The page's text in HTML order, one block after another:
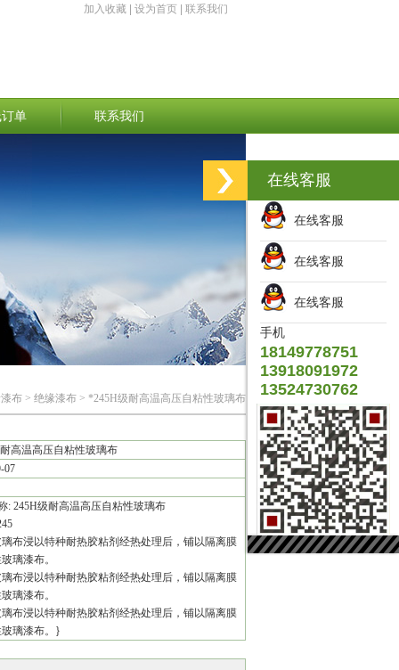
加入收藏 设为首页 联系我们
单 联系我们
布 > 绝缘漆布 > *245H级耐高温高压自粘性玻璃布
高温高压自粘性玻璃布
07
: 245H级耐高温高压自粘性玻璃布
布浸以特种耐热胶粘剂经热处理后，铺以隔离膜
璃漆布。
布浸以特种耐热胶粘剂经热处理后，铺以隔离膜
璃漆布。
布浸以特种耐热胶粘剂经热处理后，铺以隔离膜
璃漆布。}
在线客服
在线客服
在线客服
在线客服
手机
18149778751
13918091972
13524730762